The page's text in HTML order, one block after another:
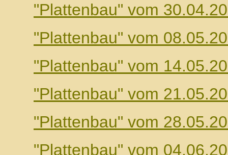
"Plattenbau" vom
"Plattenbau" vom
"Plattenbau" vom
"Plattenbau" vom
"Plattenbau" vom
"Plattenbau" vom